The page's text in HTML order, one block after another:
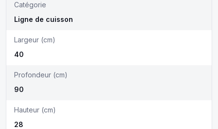
Catégorie
Ligne de cuisson
Largeur (cm)
40
Profondeur (cm)
90
Hauteur (cm)
28